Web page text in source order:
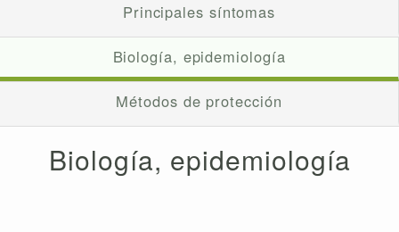
Principales síntomas
Biología, epidemiología
Métodos de protección
Biología, epidemiología